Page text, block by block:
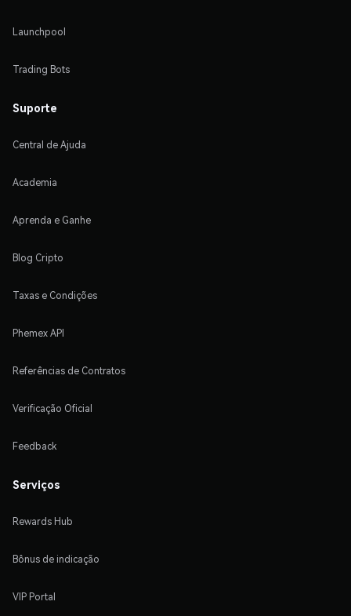
Launchpool
Trading Bots
Suporte
Central de Ajuda
Academia
Aprenda e Ganhe
Blog Cripto
Taxas e Condições
Phemex API
Referências de Contratos
Verificação Oficial
Feedback
Serviços
Rewards Hub
Bônus de indicação
VIP Portal